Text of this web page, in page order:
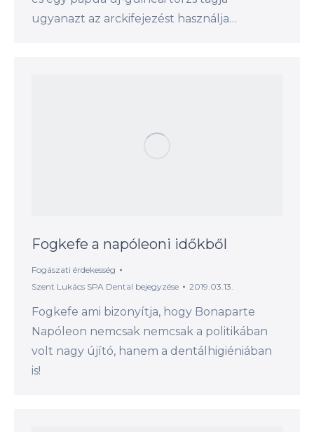
ugyanazt az arckifejezést használja…
Fogkefe a napóleoni időkből
Fogászati érdekesség
Szent Lukács SPA Dental bejegyzése 2019.03.13.
Fogkefe ami bizonyítja, hogy Bonaparte
Napóleon nemcsak nemcsak a politikában
volt nagy újító, hanem a dentálhigiéniában
is!